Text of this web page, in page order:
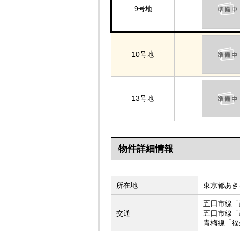
9号地
10号地
13号地
物件詳細情報
所在地 東京都あ
交通
五日市線
五日市線
青梅線「